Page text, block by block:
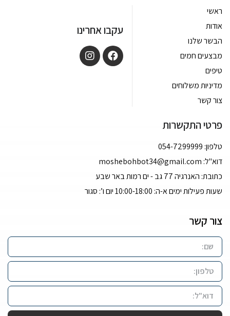
ראשי
אודות
הבשר שלנו
מבצעים חמים
טיפים
מדיניות משלוחים
צור קשר
עקבו אחרינו
פרטי התקשרות
טלפון: 054-7299999
דוא''ל: moshebohbot34@gmail.com
כתובת: האנרגיה 77 גב - ים רמות באר שבע
שעות פעילות ימים א-ה: 10:00-18:00 יום ו’: סגור
צור קשר